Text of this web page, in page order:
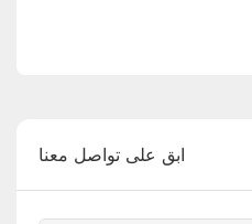
ابق على تواصل معنا